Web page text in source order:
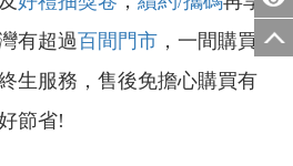
有超過百間門市 ，一間購買
生服務，售後免擔心購買有
節省!